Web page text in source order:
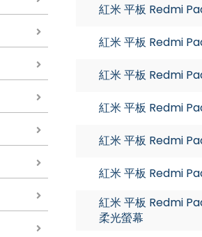
紅米 平板 Redmi
紅米 平板 Redmi
紅米 平板 Redmi
紅米 平板 Redmi
紅米 平板 Redmi
紅米 平板 Redmi
紅米 平板 Redmi
柔光螢幕